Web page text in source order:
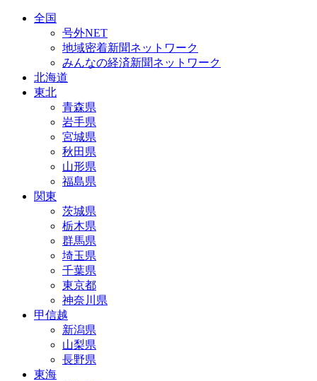
全国
号外NET
地域密着新聞ネットワーク
みんなの経済新聞ネットワーク
北海道
東北
青森県
岩手県
宮城県
秋田県
山形県
福島県
関東
茨城県
栃木県
群馬県
埼玉県
千葉県
東京都
神奈川県
甲信越
新潟県
山梨県
長野県
東海